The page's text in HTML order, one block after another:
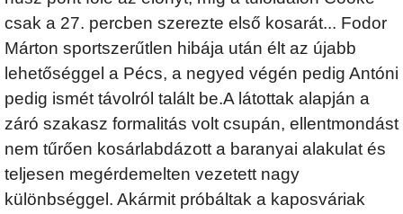
csak a 27. percben szerezte első kosarát... Fodor
Márton sportszerűtlen hibája után élt az újabb
lehetőséggel a Pécs, a negyed végén pedig Antóni
pedig ismét távolról talált be.A látottak alapján a
záró szakasz formalitás volt csupán, ellentmondást
nem tűrően kosárlabdázott a baranyai alakulat és
teljesen megérdemelten vezetett nagy
különbséggel. Akármit próbáltak a kaposváriak